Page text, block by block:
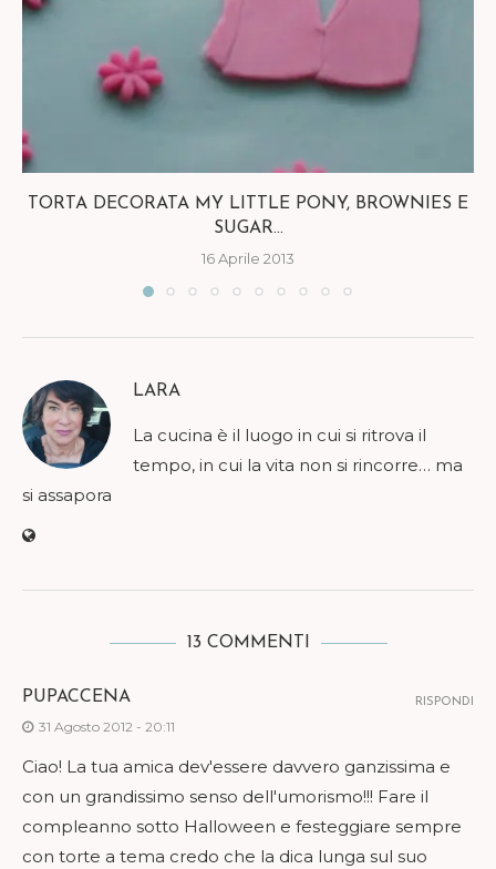
TORTA DECORATA MY LITTLE PONY, BROWNIES E
SUGAR...
16 Aprile 2013
LARA
La cucina è il luogo in cui si ritrova il
tempo, in cui la vita non si rincorre… ma
si assapora
13 COMMENTI
PUPACCENA
31 Agosto 2012 - 20:11
Ciao! La tua amica dev'essere davvero ganzissima e
con un grandissimo senso dell'umorismo!!! Fare il
compleanno sotto Halloween e festeggiare sempre
con torte a tema credo che la dica lunga sul suo
RISPONDI